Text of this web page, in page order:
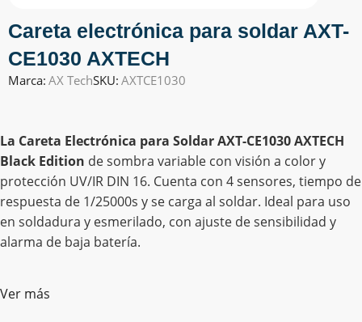
Careta electrónica para soldar AXT-
CE1030 AXTECH
Marca: AX TechSKU: AXTCE1030
La Careta Electrónica para Soldar AXT-CE1030 AXTECH
Black Edition de sombra variable con visión a color y
protección UV/IR DIN 16. Cuenta con 4 sensores, tiempo de
respuesta de 1/25000s y se carga al soldar. Ideal para uso
en soldadura y esmerilado, con ajuste de sensibilidad y
alarma de baja batería.
Ver más